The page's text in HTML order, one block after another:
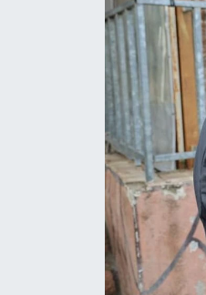
Haber İlanlar
Kültür-Sanat
Magazin
Resmi İlanlar